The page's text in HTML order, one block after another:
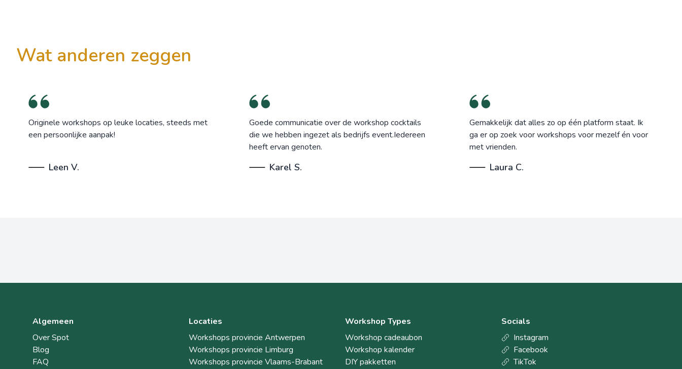
wat anderen zeggen
Originele workshops op leuke locaties, steeds met
een persoonlijke aanpak!
Leen V.
Goede communicatie over de workshop cocktails
die we hebben ingezet als bedrijfs event.Iedereen
heeft ervan genoten.
Karel S.
Gemakkelijk dat alles zo op één platform staat. Ik
ga er op zoek voor workshops voor mezelf én voor
met vrienden.
Laura C.
Algemeen
Over Spot
Blog
FAQ
Locaties
Workshops provincie Antwerpen
Workshops provincie Limburg
Workshops provincie Vlaams-Brabant
Workshop Types
Workshop cadeaubon
Workshop kalender
DIY pakketten
Socials
Instagram
Facebook
TikTok